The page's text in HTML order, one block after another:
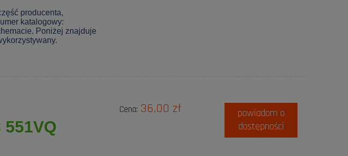
producenta,
katalogowy:
Poniżej znajduje
Cena: 36,00 zł
powiadom o
dostępności